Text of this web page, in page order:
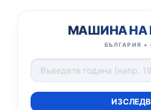
МАШИНА НА
БЪЛГАРИЯ +